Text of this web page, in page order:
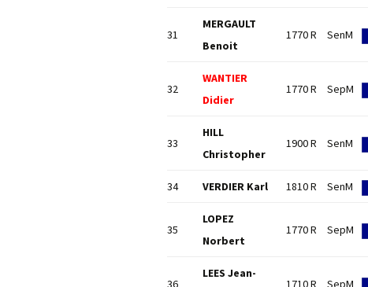
31
MERGAULT
Benoit
1770 R SenM
32
WANTIER
Didier
1770 R SepM
33
HILL
Christopher
1900 R SenM
34 VERDIER Karl 1810 R SenM
35
LOPEZ
Norbert
1770 R SepM
LEES Jean-